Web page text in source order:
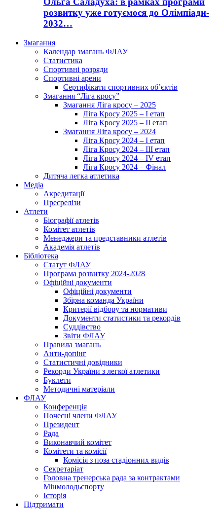
розвитку уже готуємося до Олімпіади-
2032…
Змагання
Календар змагань ФЛАУ
Статистика
Спортивні розряди
Спортивні арени
Сертифікати спортивних об’єктів
Змагання “Ліга кросу”
Змагання Ліга кросу – 2025
Ліга Кросу 2025 – I етап
Ліга Кросу 2025 – II етап
Змагання Ліга кросу – 2024
Ліга Кросу 2024 – I етап
Ліга Кросу 2024 – III етап
Ліга Кросу 2024 – IV етап
Ліга Кросу 2024 – Фінал
Дитяча легка атлетика
Медіа
Акредитації
Пресрелізи
Атлети
Біографії атлетів
Комітет атлетів
Менеджери та представники атлетів
Академія атлетів
Бібліотека
Статут ФЛАУ
Програма розвитку 2024-2028
Офіційні документи
Офіційні документи
Збірна команда України
Критерії відбору та нормативи
Документи статистики та рекордів
Суддівство
Звіти ФЛАУ
Правила змагань
Анти-допінг
Статистичні довідники
Рекорди України з легкої атлетики
Буклети
Методичні матеріали
ФЛАУ
Конференція
Почесні члени ФЛАУ
Президент
Рада
Виконавчий комітет
Комітети та комісії
Комісія з поза стадіонних видів
Секретаріат
Головна тренерська рада за контрактами
Мінмолодьспорту
Історія
Підтримати